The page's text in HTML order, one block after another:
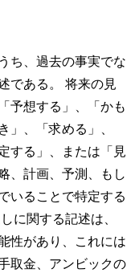
ち、過去の事実でな
である。 将来の見
予想する」、「かも
」、「求める」、
する」、または「見
、計画、予測、もし
いることで特定する
に関する記述は、
性があり、これには
取金、アンビックの